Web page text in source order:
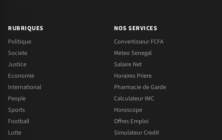
RUBRIQUES
Politique
Societe
Justice
Economie
International
People
Sports
Football
Lutte
NOS SERVICES
Convertisseur FCFA
Meteo Senegal
Salaire Net
Horaires Priere
Pharmacie de Garde
Calculateur IMC
Horoscope
Offres Emploi
Simulateur Credit